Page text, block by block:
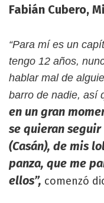
Fabián Cubero,
“Para mí es un
tengo 12 años,
hablar mal de
barro de nadie, así
en un gran
se quieran
(Casán), de mis
panza, que me
ellos”, comenzó